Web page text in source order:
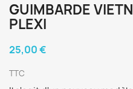
GUIMBARDE
PLEXI
25,00 €
TTC